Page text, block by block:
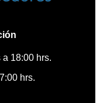
a 18:00 hrs.
hrs.